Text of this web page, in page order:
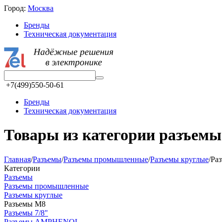
Город: Москва
Бренды
Техническая документация
+7(499)550-50-61
Бренды
Техническая документация
Товары из категории
Главная/Разъeмы/Разъeмы промышленные/Разъeмы круглые/
Категории
Разъeмы
Разъeмы промышленные
Разъeмы круглые
Разъeмы M8
Разъeмы 7/8"